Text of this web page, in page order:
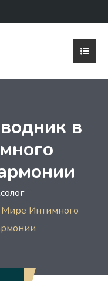
в
Мире Интимного